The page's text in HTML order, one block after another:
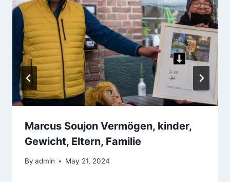
Marcus Soujon Vermögen, kinder,
Gewicht, Eltern, Familie
By admin May 21, 2024